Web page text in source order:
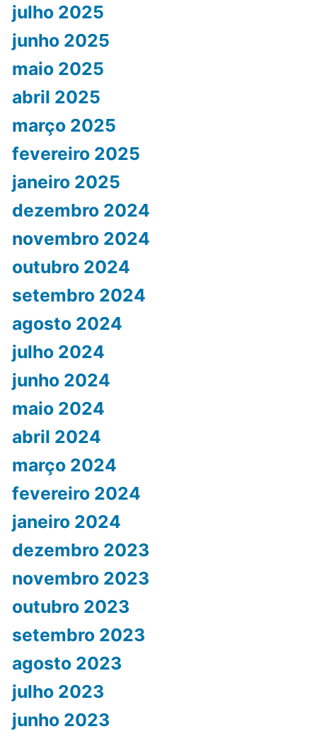
julho 2025
junho 2025
maio 2025
abril 2025
março 2025
fevereiro 2025
janeiro 2025
dezembro 2024
novembro 2024
outubro 2024
setembro 2024
agosto 2024
julho 2024
junho 2024
maio 2024
abril 2024
março 2024
fevereiro 2024
janeiro 2024
dezembro 2023
novembro 2023
outubro 2023
setembro 2023
agosto 2023
julho 2023
junho 2023